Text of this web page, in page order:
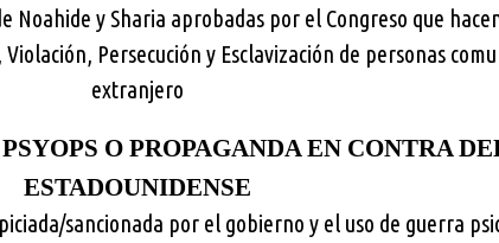
y Sharia aprobadas por el Congreso que
Persecución y Esclavización de personas
extranjero
O PROPAGANDA EN CONTRA
ESTADOUNIDENSE
sancionada por el gobierno y el uso de guerra